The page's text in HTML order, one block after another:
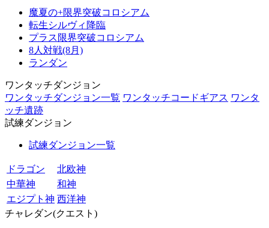
魔夏の+限界突破コロシアム
転生シルヴィ降臨
プラス限界突破コロシアム
8人対戦(8月)
ランダン
ワンタッチダンジョン
ワンタッチダンジョン一覧 ワンタッチコードギアス ワンタ
ッチ遺跡
試練ダンジョン
試練ダンジョン一覧
ドラゴン
北欧神
中華神
和神
エジプト神 西洋神
チャレダン(クエスト)